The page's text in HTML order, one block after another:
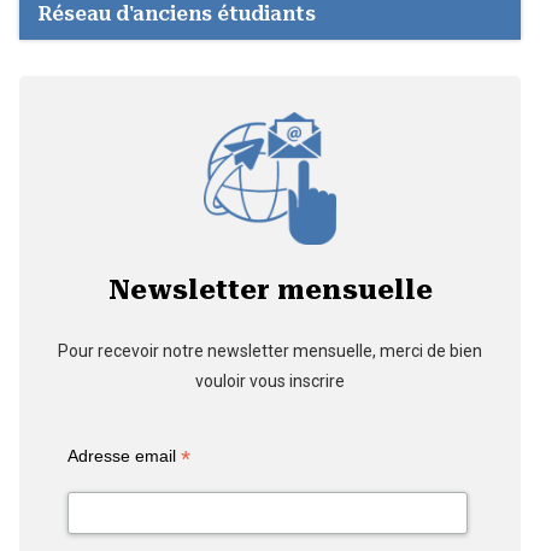
Réseau d'anciens étudiants
Newsletter mensuelle
Pour recevoir notre newsletter mensuelle, merci de bien
vouloir vous inscrire
Adresse email*